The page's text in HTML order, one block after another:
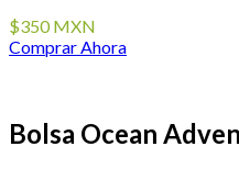
$350 MXN
Comprar Ahora
Bolsa Ocean